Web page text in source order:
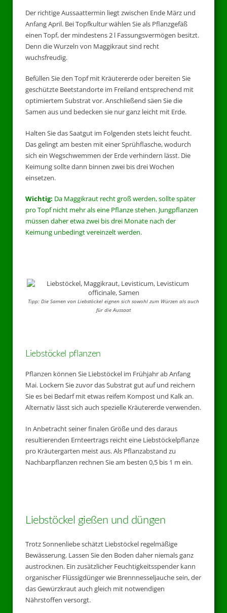
Der richtige Aussaattermin liegt zwischen Ende März und
Anfang April. Bei Topfkultur wählen Sie als Pflanzgefäß
einen Topf, der mindestens 2 l Fassungsvermögen besitzt.
Denn die Wurzeln von Maggikraut sind recht
wuchsfreudig.
Befüllen Sie den Topf mit Kräutererde oder bereiten Sie
geschützte Beetstandorte im Freiland entsprechend mit
optimiertem Substrat vor. Anschließend säen Sie die
Samen aus und bedecken sie nur ganz leicht mit Erde.
Halten Sie das Saatgut im Folgenden stets leicht feucht.
Das gelingt am besten mit einer Sprühflasche, wodurch
sich ein Wegschwemmen der Erde verhindern lässt. Die
Keimung sollte dann binnen zwei bis drei Wochen
einsetzen.
Wichtig: Da Maggikraut recht groß werden, sollte später
pro Topf nicht mehr als eine Pflanze stehen. Jungpflanzen
müssen daher etwa zwei bis drei Monate nach der
Keimung unbedingt vereinzelt werden.
Tipp: Die Samen von Liebstöckel eignen sich sowohl zum Würzen als auch
für die Aussaat
Liebstöckel pflanzen
Pflanzen können Sie Liebstöckel im Frühjahr ab Anfang
Mai. Lockern Sie zuvor das Substrat gut auf und reichern
Sie es bei Bedarf mit etwas reifem Kompost und Kalk an.
Alternativ lässt sich auch spezielle Kräutererde verwenden.
In Anbetracht seiner finalen Größe und des daraus
resultierenden Ernteertrags reicht eine Liebstöckelpflanze
pro Kräutergarten meist aus. Als Pflanzabstand zu
Nachbarpflanzen rechnen Sie am besten 0,5 bis 1 m ein.
Liebstöckel gießen und düngen
Trotz Sonnenliebe schätzt Liebstöckel regelmäßige
Bewässerung. Lassen Sie den Boden daher niemals ganz
austrocknen. Ein zusätzlicher Feuchtigkeitsspender kann
organischer Flüssigdünger wie Brennnesseljauche sein, der
das Gewürzkraut auch gleich mit notwendigen
Nährstoffen versorgt.